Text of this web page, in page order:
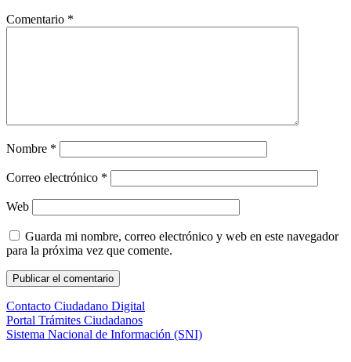
Comentario *
Nombre *
Correo electrónico *
Web
Guarda mi nombre, correo electrónico y web en este navegador
para la próxima vez que comente.
Contacto Ciudadano Digital
Portal Trámites Ciudadanos
Sistema Nacional de Información (SNI)